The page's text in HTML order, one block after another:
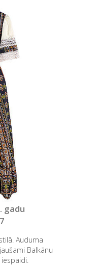
gadu
Auduma
Balkānu